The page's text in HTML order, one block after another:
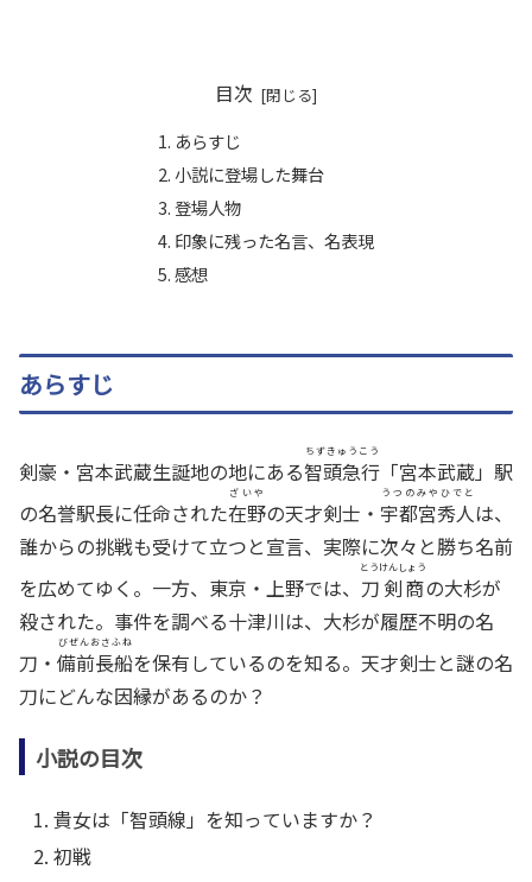
目次
あらすじ
小説に登場した舞台
登場人物
印象に残った名言、名表現
感想
あらすじ
剣豪・宮本武蔵生誕地の地にある智頭急行
ちずきゅうこう
「宮本武蔵」駅
の名誉駅長に任命された在野
ざいや
の天才剣士・ 宇都宮秀人
うつのみやひでと
は、
誰からの挑戦も受けて立つと宣言、実際に次々と勝ち名前
を広めてゆく。一方、東京・上野では、 刀剣商
とうけんしょう
の大杉が
殺された。事件を調べる十津川は、大杉が履歴不明の名
刀・ 備前長船
びぜんおさふね
を保有しているのを知る。天才剣士と謎の名
刀にどんな因縁があるのか？
小説の目次
貴女は「智頭線」を知っていますか？
初戦